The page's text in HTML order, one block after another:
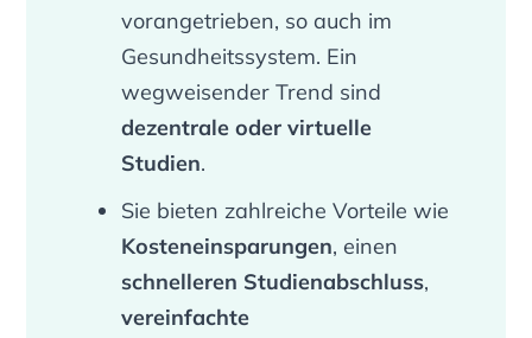
vorangetrieben, so auch im
Gesundheitssystem. Ein
wegweisender Trend sind
dezentrale oder virtuelle
Studien.
Sie bieten zahlreiche Vorteile wie
Kosteneinsparungen, einen
schnelleren Studienabschluss,
vereinfachte